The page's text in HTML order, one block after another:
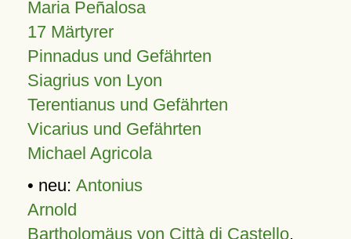
Maria Peñalosa
17 Märtyrer
Pinnadus und Gefährten
Siagrius von Lyon
Terentianus und Gefährten
Vicarius und Gefährten
Michael Agricola
• neu: Antonius
Arnold
Bartholomäus von Città di Castello,